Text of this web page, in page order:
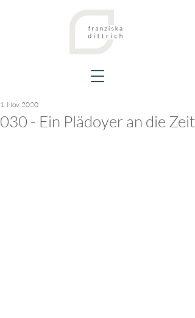
030 - Ein Plädoyer an die Zeit
1. Nov. 2020